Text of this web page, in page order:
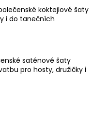
koktejlové šaty
i do tanečních
saténové šaty
pro hosty, družičky i